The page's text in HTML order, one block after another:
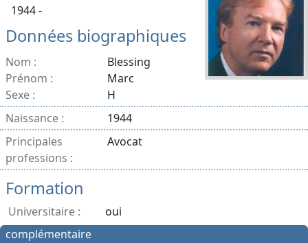
1944 -
Données biographiques
Nom :
Blessing
Prénom :
Marc
Sexe :
H
Naissance :
1944
Principales
professions :
Avocat
Formation
Universitaire :
oui
complémentaire